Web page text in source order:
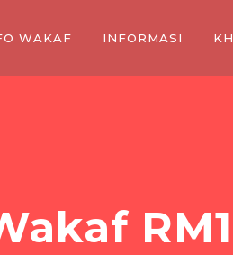
WAKAF INFORMASI